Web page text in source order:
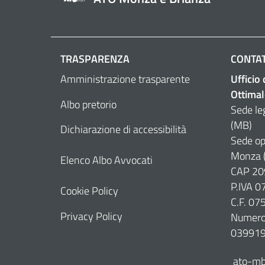
TRASPARENZA
Amministrazione trasparente
Albo pretorio
Dichiarazione di accessibilità
Elenco Albo Avvocati
Cookie Policy
Privacy Policy
Ufficio
Sede
(MB)
Sede
Monza
CAP
P.IVA
C.F.
ato-